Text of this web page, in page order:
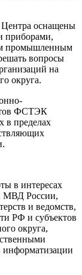
Центра оснащены
приборами,
промышленным
вопросы
на
округа.
ФСТЭК
в пределах
в интересах
России,
и ведомств,
РФ и субъектов
округа,
информатизации